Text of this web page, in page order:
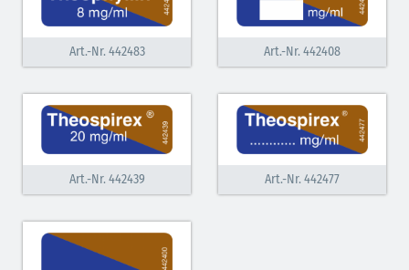
Art.-Nr. 442483 Art.-Nr. 442408
Art.-Nr. 442439 Art.-Nr. 442477